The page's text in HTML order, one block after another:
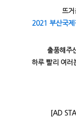
뜨거
2021 부산국제
출품해주
하루 빨리 여러
[AD